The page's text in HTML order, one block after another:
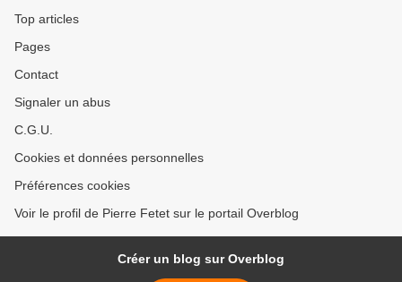
Top articles
Pages
Contact
Signaler un abus
C.G.U.
Cookies et données personnelles
Préférences cookies
Voir le profil de Pierre Fetet sur le portail Overblog
Créer un blog sur Overblog